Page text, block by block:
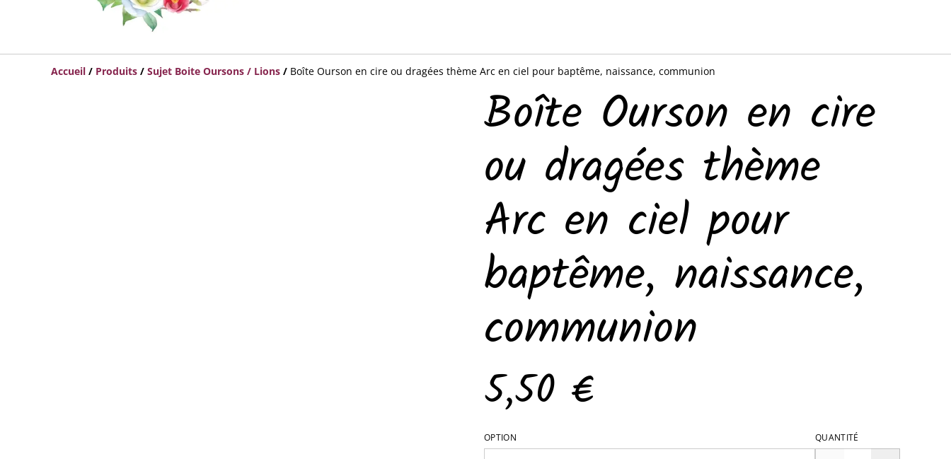
Accueil / Produits / Sujet Boite Oursons / Lions / Boîte Ourson en cire ou dragées thème Arc en ciel pour baptême, naissance, communion
Boîte Ourson en cire
ou dragées thème
Arc en ciel pour
baptême, naissance,
communion
5,50 €
OPTION QUANTITÉ